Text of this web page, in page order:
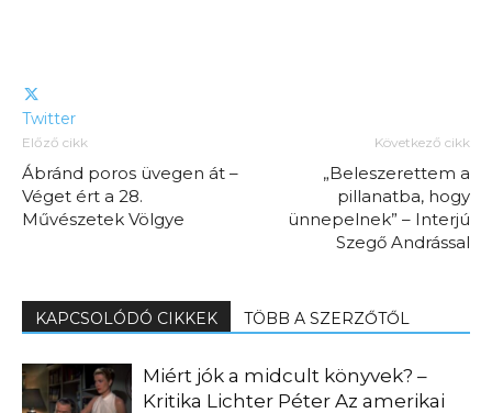
Twitter
Előző cikk
Ábránd poros üvegen át –
Véget ért a 28.
Művészetek Völgye
Következő cikk
„Beleszerettem a
pillanatba, hogy
ünnepelnek” – Interjú
Szegő Andrással
KAPCSOLÓDÓ CIKKEK TÖBB A SZERZŐTŐL
Miért jók a midcult könyvek? –
Kritika Lichter Péter Az amerikai